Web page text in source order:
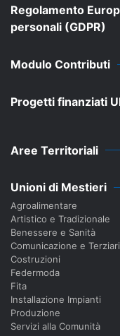
Regolamento
personali (GDPR)
Modulo Contributi
Progetti finanziati
Aree Territoriali
Unioni di Mestieri
Agroalimentare
Artistico e Tradizionale
Benessere e Sanità
Comunicazione e
Costruzioni
Federmoda
Fita
Installazione Impianti
Produzione
Servizi alla Comunità